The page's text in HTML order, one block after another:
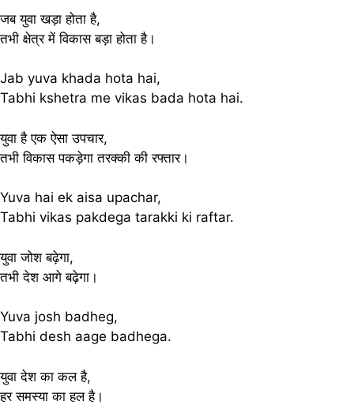
जब युवा खड़ा होता है,
तभी क्षेत्र में विकास बड़ा होता है।
Jab yuva khada hota hai,
Tabhi kshetra me vikas bada hota hai.
युवा है एक ऐसा उपचार,
तभी विकास पकड़ेगा तरक्की की रफ्तार।
Yuva hai ek aisa upachar,
Tabhi vikas pakdega tarakki ki raftar.
युवा जोश बढ़ेगा,
तभी देश आगे बढ़ेगा।
Yuva josh badheg,
Tabhi desh aage badhega.
युवा देश का कल है,
हर समस्या का हल है।